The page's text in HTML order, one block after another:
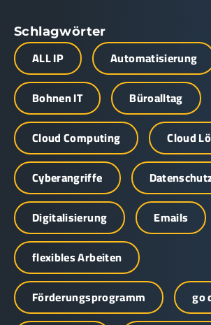
Schlagwörter
ALL IP
Automatisierung
Bohnen IT
Büroalltag
Cloud Computing
Cloud
Cyberangriffe
Digitalisierung
Emails
flexibles Arbeiten
Förderungsprogramm
go